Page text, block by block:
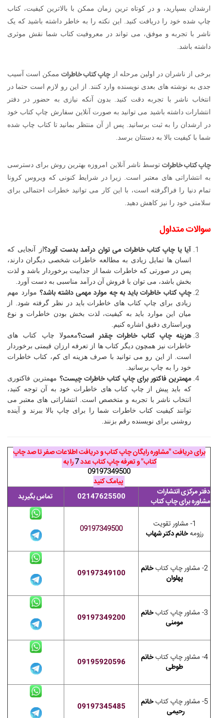
ارشدان بسپارید، و در کوتاه ترین زمان ممکن با بالاترین کیفیت، کتاب
چاپ شده خود را دریافت کنید. این نکته را به خاطر داشته باشید که یک
ناشر با تجربه و موفق، می تواند در معروفیت کتاب شما نقش موثری
داشته باشد.
برخی از ناشران در اولین مرحله ازچاپ کتاب خاطراتممکن است آسیب
جدی به نوشته های بعدی نویسنده وارد کنند. از این رو لازم است حتما در
انتخاب ناشر با تجربه دقت کنید. بدون آنکه نیازی به حضور در دفتر
انتشارات داشته باشید می توانید به صورت آنلاین سفارش چاپ کتاب خود
در ارشدان را به ثبت برسانید. پس از آن منتظر بمانید تا کتاب چاپ شده
شما با کیفیت بالا به دستتان برسد.
چاپ کتاب خاطرات توسط ناشر آنلاین امروزه بهترین روش برای دسترسی
به انتشاراتی های معتبر است. زیرا در شرایط کنونی که ویروس کرونا
تمام دنیا را فراگرفته است، با این کار می توانید خطرات احتمالی برای
سلامتی خود را نیز کاهش دهید.
سوالات متداول
آیا یا چاپ کتاب خاطرات می توان درآمد بدست آورد؟از آنجایی که
انسان ها تمایل زیادی به مطالعه خاطرات شخصی دیگران دارند،
پس در صورتی که خاطرات شما از جذابیت برخوردار باشد و لذت
بخش باشد، می توان با فروش آن درآمد مناسبی به دست آورد.
چاپ کتاب خاطرات باید به چه موارد مهمی داشته باشد؟ موارد مهم
زیادی برای چاپ کتاب های خاطرات باید در نظر گرفته شود. از
میان این موارد باید به کیفیت، لذت بخش بودن خاطرات و نوع
ویراستاری دقیق اشاره کنیم.
هزینه چاپ کتاب خاطرات چقدر است؟معمولا چاپ کتاب های
خاطرات نیز همچون دیگر کتاب ها از تعرفه ارزان قیمتی برخوردار
است. از این رو می توانید با صرف هزینه ای کم، کتاب خاطرات
خود را به چاپ برسانید.
مهمترین فاکتور برای چاپ کتاب خاطرات چیست؟ مهمترین فاکتوری
که باید پیش از چاپ کتاب های خاطرات خود به آن توجه کنید،
انتخاب ناشر با تجربه و متخصص است. انتشاراتی های معتبر می
توانند کیفیت کتاب خاطرات شما را برای چاپ بالا ببرند و آینده
روشنی برای نویسنده رقم بزنند.
برای دریافت "مشاوره رایگان چاپ کتاب و دریافت اطلاعات صفر تا صد چاپ
کتاب" و تعرفه چاپ کتاب عدد7را به
09197349500
پیامک کنید
دفتر مرکزی انتشارات
مشاوره برای چاپ کتاب
02147625500 تماس بگیرید
1- مشاور تقویت
رزومهخانم دکتر شهاب 09197349500
2- مشاور چاپ کتاب
خانم
پهلوان
09197349100
3- مشاور چاپ کتاب
خانم
مومنی
09197349200
4- مشاور چاپ کتاب
خانم
طوطی
09195920596
5- مشاور چاپ کتاب
خانم
رحیمی
09197345485